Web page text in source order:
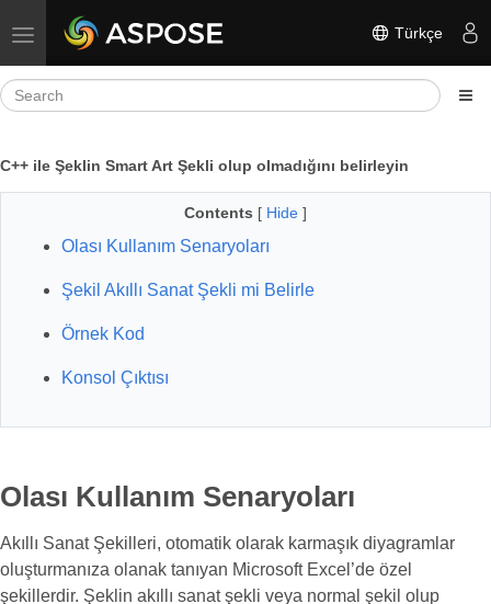
Toggle navigation Türkçe
C++ ile Şeklin Smart Art Şekli olup olmadığını belirleyin
Contents [ Hide ]
Olası Kullanım Senaryoları
Şekil Akıllı Sanat Şekli mi Belirle
Örnek Kod
Konsol Çıktısı
Olası Kullanım Senaryoları
Akıllı Sanat Şekilleri, otomatik olarak karmaşık diyagramlar
oluşturmanıza olanak tanıyan Microsoft Excel’de özel
şekillerdir. Şeklin akıllı sanat şekli veya normal şekil olup